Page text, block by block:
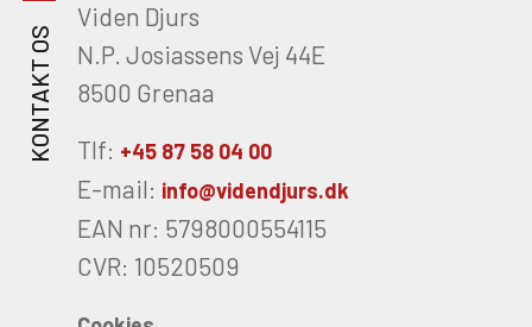
KONTAKT OS
Viden Djurs
N.P. Josiassens Vej 44E
8500 Grenaa
Tlf: +45 87 58 04 00
E-mail: info@videndjurs.dk
EAN nr: 5798000554115
CVR: 10520509